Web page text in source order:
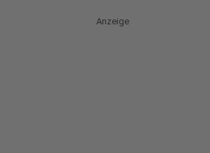
Anzeige